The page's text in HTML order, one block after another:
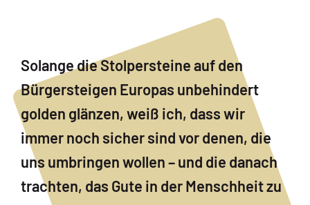
Solange die Stolpersteine auf den
Bürgersteigen Europas unbehindert
golden glänzen, weiß ich, dass wir
immer noch sicher sind vor denen, die
uns umbringen wollen – und die danach
trachten, das Gute in der Menschheit zu